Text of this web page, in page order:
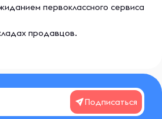
первоклассного сервиса
продавцов.
Подписаться